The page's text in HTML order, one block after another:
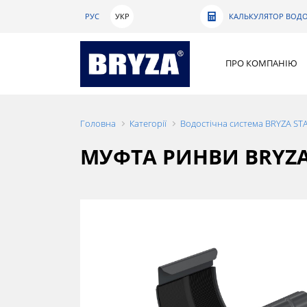
РУС УКР КАЛЬКУЛЯТОР
ПРО КОМПАНІЮ
Головна Категорії Водостічна система BRYZA
МУФТА РИНВИ